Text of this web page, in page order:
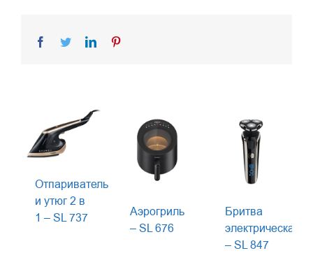
Facebook
TwitterLinkedIn
Отпариватель
и утюг 2 в
1 – SL 737
Aэрогриль
– SL 676
Бритва
электрическая
– SL 847